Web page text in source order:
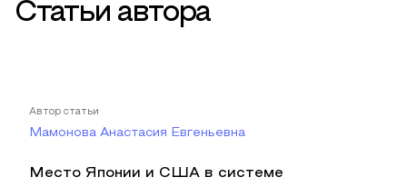
Статьи автора
Автор статьи
Мамонова Анастасия Евгеньевна
Место Японии и США в системе